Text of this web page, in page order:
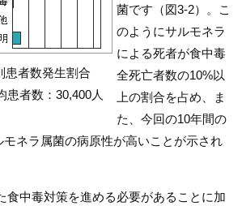
者数発生割合
者数：30,400人
菌です（図3-2）。こ
のようにサルモネラ
による死者が食中毒
全死亡者数の10%以
上の割合を占め、ま
た、今回の10年間の
ネラ属菌の病原性が高いことが示され
中毒対策を進める必要があることに加